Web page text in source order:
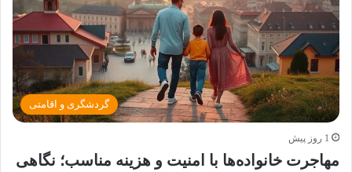
گردشگری و اقامتی
1 روز پیش
مهاجرت خانواده‌ها با امنیت و هزینه مناسب؛ نگاهی